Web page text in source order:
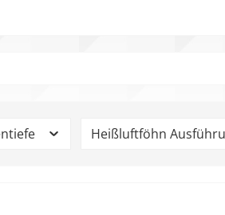
Heißluftföhn